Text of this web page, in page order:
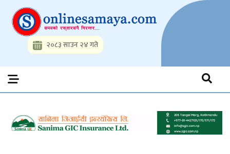
content
Onlinesamaya.com
Nepal News Portal, Business, Hot News, Interview, Opinions,
Politics, Science, Technology, Social, Media, Sports, Youth, Model
Watch, Movies
२०८३ साउन २४ गते